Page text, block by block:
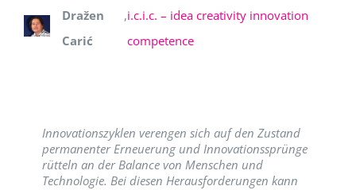
Dražen
Carić
,i.c.i.c. – idea creativity innovation
competence
Innovationszyklen verengen sich auf den Zustand
permanenter Erneuerung und Innovationssprünge
rütteln an der Balance von Menschen und
Technologie. Bei diesen Herausforderungen kann